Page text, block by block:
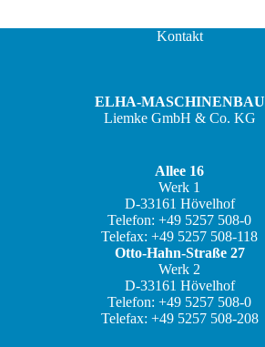
Kontakt
ELHA-MASCHINENBAU
Liemke GmbH & Co. KG
Allee 16
Werk 1
D-33161 Hövelhof
Telefon: +49 5257 508-0
Telefax: +49 5257 508-118
Otto-Hahn-Straße 27
Werk 2
D-33161 Hövelhof
Telefon: +49 5257 508-0
Telefax: +49 5257 508-208